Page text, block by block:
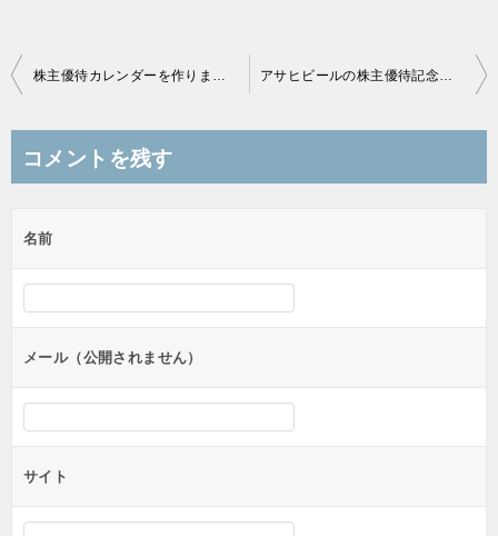
投
ビ
ー
シ
ン
株主優待カレンダーを作りました。 アサヒビールの株主優待記念ビール！
コメントを残す
名前
メール（公開されません）
サイト